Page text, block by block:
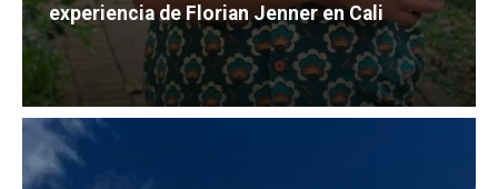
experiencia de Florian Jenner en Cali